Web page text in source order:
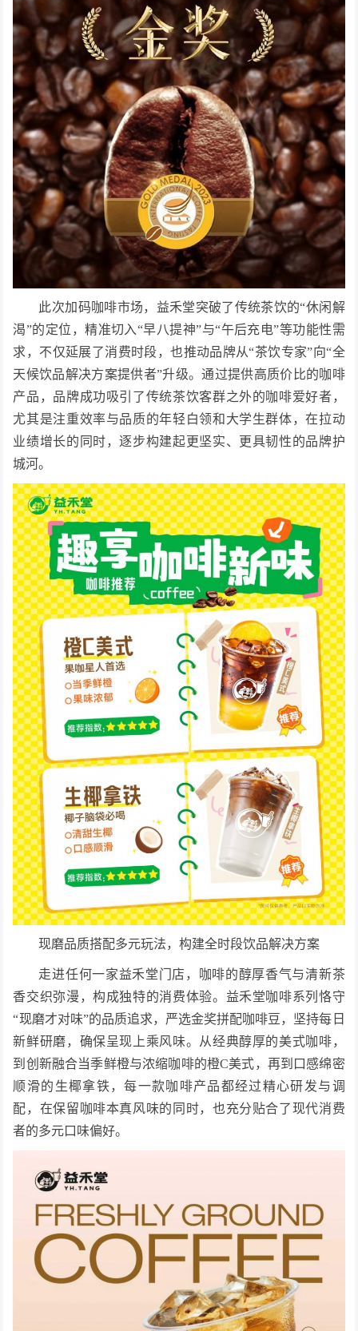
此次加码咖啡市场，益禾堂突破了传统茶饮的“休闲解
渴”的定位，精准切入“早八提神”与“午后充电”等功能性需
求，不仅延展了消费时段，也推动品牌从“茶饮专家”向“全
天候饮品解决方案提供者”升级。通过提供高质价比的咖啡
产品，品牌成功吸引了传统茶饮客群之外的咖啡爱好者，
尤其是注重效率与品质的年轻白领和大学生群体，在拉动
业绩增长的同时，逐步构建起更坚实、更具韧性的品牌护
城河。
现磨品质搭配多元玩法，构建全时段饮品解决方案
走进任何一家益禾堂门店，咖啡的醇厚香气与清新茶
香交织弥漫，构成独特的消费体验。益禾堂咖啡系列恪守
“现磨才对味”的品质追求，严选金奖拼配咖啡豆，坚持每日
新鲜研磨，确保呈现上乘风味。从经典醇厚的美式咖啡，
到创新融合当季鲜橙与浓缩咖啡的橙C美式，再到口感绵密
顺滑的生椰拿铁，每一款咖啡产品都经过精心研发与调
配，在保留咖啡本真风味的同时，也充分贴合了现代消费
者的多元口味偏好。